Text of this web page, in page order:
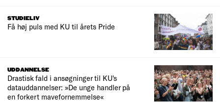
STUDIELIV
Få høj puls med KU til årets Pride
UDDANNELSE
Drastisk fald i ansøgninger til KU's
datauddannelser: »De unge handler på
en forkert mavefornemmelse«